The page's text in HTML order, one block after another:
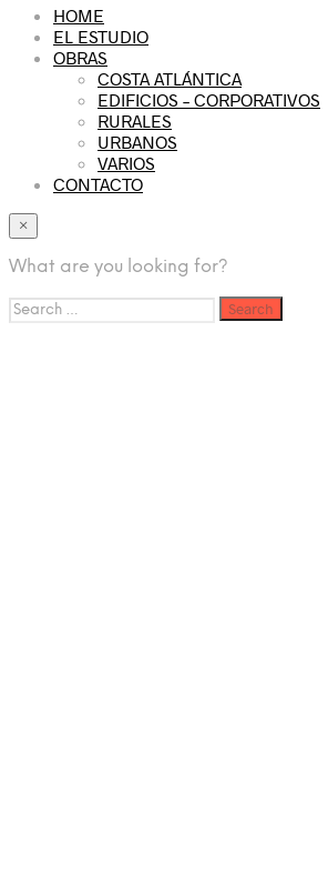
HOME
EL ESTUDIO
OBRAS
COSTA ATLÁNTICA
EDIFICIOS – CORPORATIVOS
RURALES
URBANOS
VARIOS
CONTACTO
×
What are you looking for?
Search
for: